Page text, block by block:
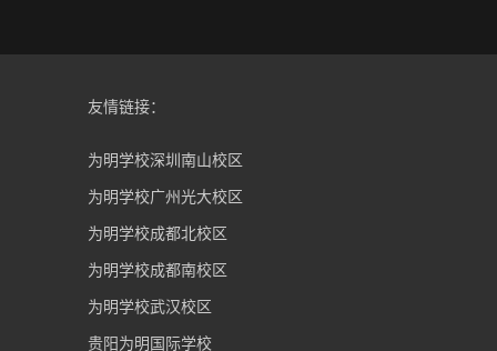
友情链接：
为明学校深圳南山校区
为明学校广州光大校区
为明学校成都北校区
为明学校成都南校区
为明学校武汉校区
贵阳为明国际学校